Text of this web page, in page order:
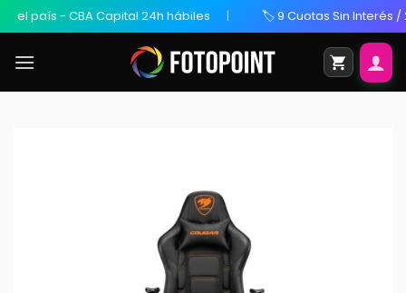
- CBA Capital 24h hábiles 🏷️ 9 Cuotas Sin Interés / 20%